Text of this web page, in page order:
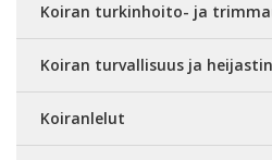
Koiran turkinhoito- ja
Koiran turvallisuus ja
Koiranlelut